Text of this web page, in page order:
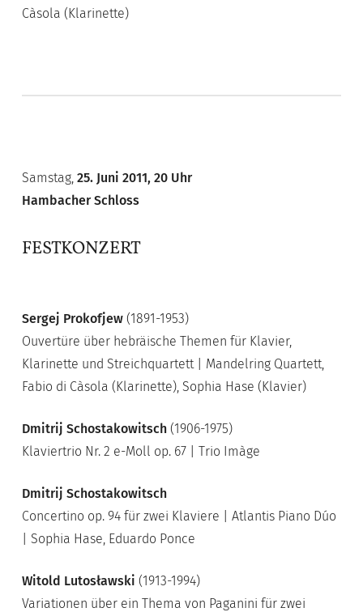
Càsola (Klarinette)
Samstag, 25. Juni 2011, 20 Uhr
Hambacher Schloss
FESTKONZERT
Sergej Prokofjew(1891-1953)
Ouvertüre über hebräische Themen für Klavier,
Klarinette und Streichquartett | Mandelring Quartett,
Fabio di Càsola (Klarinette), Sophia Hase (Klavier)
Dmitrij Schostakowitsch(1906-1975)
Klaviertrio Nr. 2 e-Moll op. 67 | Trio Imàge
Dmitrij Schostakowitsch
Concertino op. 94 für zwei Klaviere | Atlantis Piano Dúo
| Sophia Hase, Eduardo Ponce
Witold Lutosławski (1913-1994)
Variationen über ein Thema von Paganini für zwei